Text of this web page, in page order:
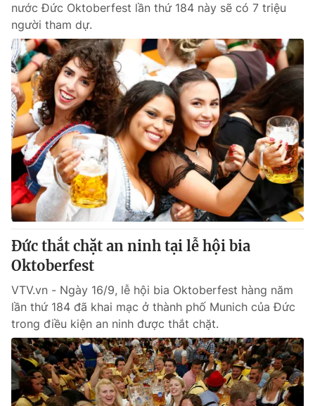
nước Đức Oktoberfest lần thứ 184 này sẽ có 7 triệu
người tham dự.
Đức thắt chặt an ninh tại lễ hội bia
Oktoberfest
VTV.vn - Ngày 16/9, lễ hội bia Oktoberfest hàng năm
lần thứ 184 đã khai mạc ở thành phố Munich của Đức
trong điều kiện an ninh được thắt chặt.